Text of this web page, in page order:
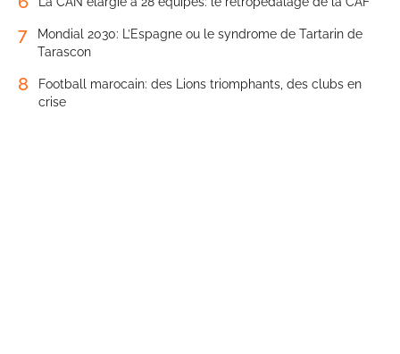
7
Mondial 2030: L’Espagne ou le syndrome de Tartarin de
Tarascon
8
Football marocain: des Lions triomphants, des clubs en
crise